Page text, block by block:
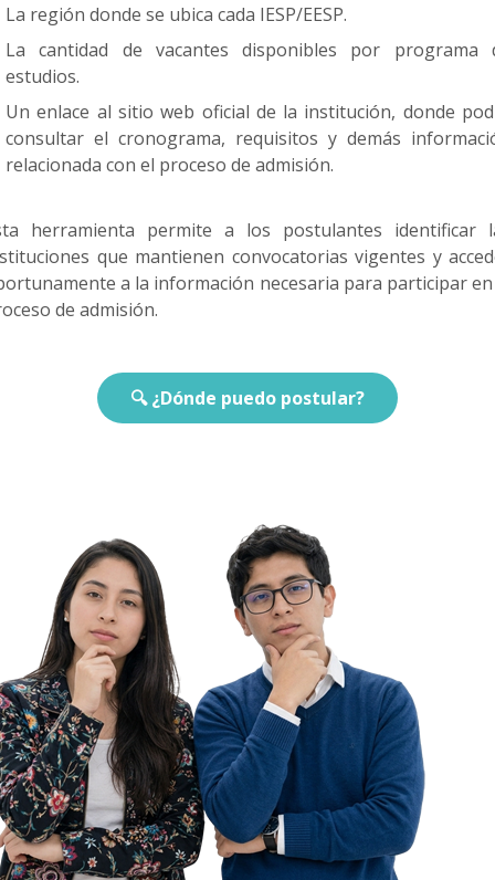
La región donde se ubica cada IESP/EESP.
La cantidad de vacantes disponibles por programa
estudios.
Un enlace al sitio web oficial de la institución, donde
consultar el cronograma, requisitos y demás
relacionada con el proceso de admisión.
herramienta permite a los postulantes identificar
que mantienen convocatorias vigentes y
a la información necesaria para participar
de admisión.
🔍 ¿Dónde puedo postular?